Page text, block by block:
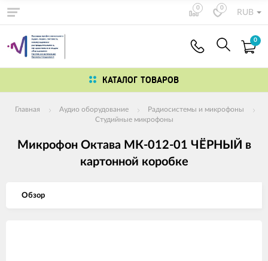
0 0
RUB
0
КАТАЛОГ ТОВАРОВ
Главная Аудио оборудование
Радиосистемы и микрофоны
Студийные микрофоны
Микрофон Октава МК-012-01 ЧЁРНЫЙ в
картонной коробке
Обзор